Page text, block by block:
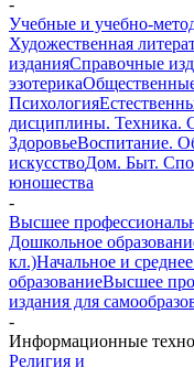
-
Учебные и учебно-
Художественная
изданияСправочные
эзотерика
Психология
дисциплины. Техника.
ЗдоровьеВоспитание.
искусствоДом. Быт.
юношества
-
Высшее
Дошкольное
кл.)Начальное и
образованиеВысшее
издания для
-
Информационные
Религия и